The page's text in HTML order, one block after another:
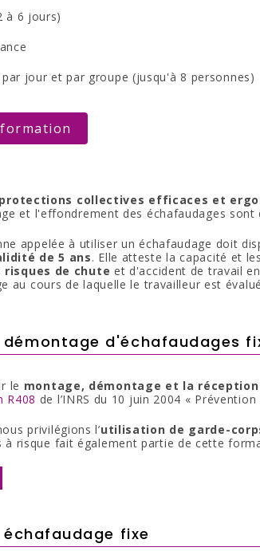
à 6 jours)
jour et par groupe (jusqu'à 8 personnes)
collectives efficaces et
et l'effondrement des échafaudages
appelée à utiliser un échafaudage doit
de 5 ans. Elle atteste la capacité et
de chute et d'accident de travail
au cours de laquelle le travailleur est
d'échafaudages
le montage, démontage et la
R408 de l’INRS du 10 juin 2004 «
privilégions l’utilisation de garde-
à risque fait également partie de cette
fixe